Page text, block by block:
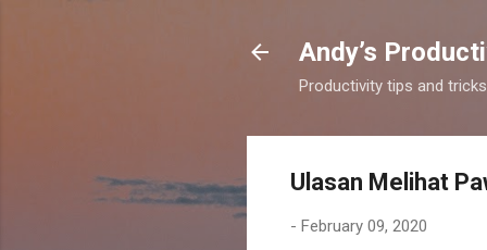
Andy’s
Productivity tips and
Ulasan Melihat
- February 09, 2020